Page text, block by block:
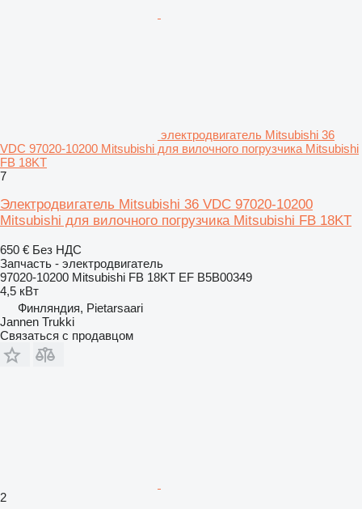
электродвигатель Mitsubishi 36
VDC 97020-10200 Mitsubishi для вилочного погрузчика Mitsubishi
FB 18KT
7
Электродвигатель Mitsubishi 36 VDC 97020-10200
Mitsubishi для вилочного погрузчика Mitsubishi FB 18KT
650 € Без НДС
Запчасть - электродвигатель
97020-10200 Mitsubishi FB 18KT EF B5B00349
4,5 кВт
Финляндия, Pietarsaari
Jannen Trukki
Связаться с продавцом
2